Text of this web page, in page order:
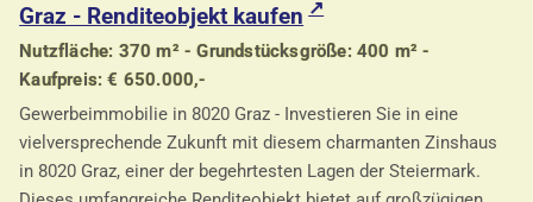
Graz - Renditeobjekt kaufen
Nutzfläche: 370 m² - Grundstücksgröße: 400 m² -
Kaufpreis: € 650.000,-
Gewerbeimmobilie in 8020 Graz - Investieren Sie in eine
vielversprechende Zukunft mit diesem charmanten Zinshaus
in 8020 Graz, einer der begehrtesten Lagen der Steiermark.